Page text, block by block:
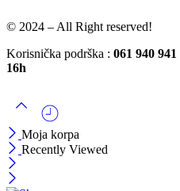
© 2024 – All Right reserved!
Korisnička podrška : 061 940 941
16h
Moja korpa
Recently Viewed